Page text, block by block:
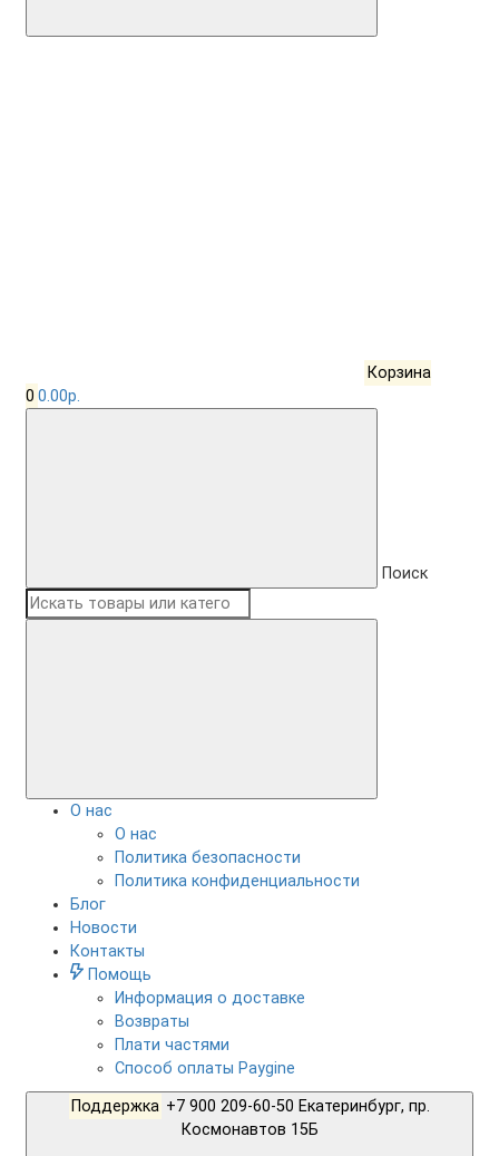
Корзина
0 0.00р.
Поиск
О нас
О нас
Политика безопасности
Политика конфиденциальности
Блог
Новости
Контакты
Помощь
Информация о доставке
Возвраты
Плати частями
Способ оплаты Paygine
Поддержка +7 900 209-60-50 Екатеринбург, пр.